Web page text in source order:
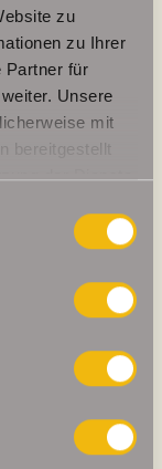
zu
zu Ihrer
Partner für
Unsere
mit
bereitgestellt
der Dienste
Dampf
1.5.2014